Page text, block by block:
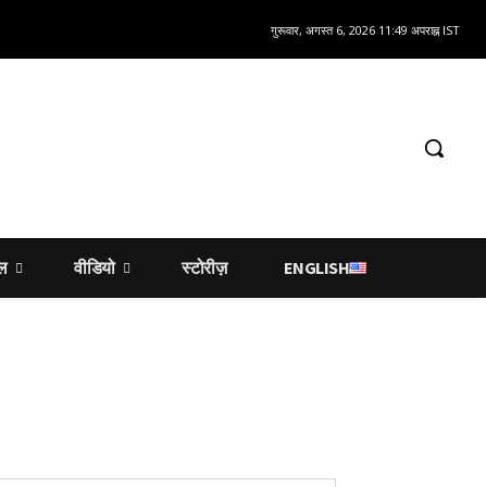
गुरूवार, अगस्त 6, 2026 11:49 अपराह्न IST
वीडियो स्टोरीज़ ENGLISH